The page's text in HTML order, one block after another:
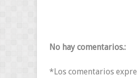
No hay comentarios.:
*Los comentarios